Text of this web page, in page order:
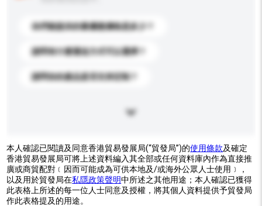
你們能提供的最優惠價格是多少？
請問有什麼運送方式可以選擇？
請問你的產品是否支持定制？
本人確認已閱讀及同意香港貿易發展局(“貿發局”)的使用條款及確定
香港貿易發展局可將上述資料編入其全部或任何資料庫內作為直接推
廣或商貿配對﹝因而可能成為可供本地及/或海外公眾人士使用﹞，
以及用於貿發局在私隱政策聲明中所述之其他用途；本人確認已獲得
此表格上所述的每一位人士同意及授權，將其個人資料提供予貿發局
作此表格提及的用途。